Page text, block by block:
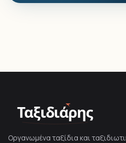
Ταξιδιάρης
Οργανωμένα ταξίδια και